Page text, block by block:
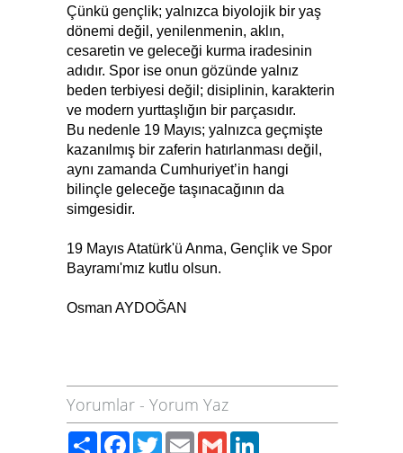
Çünkü gençlik; yalnızca biyolojik bir yaş
dönemi değil, yenilenmenin, aklın,
cesaretin ve geleceği kurma iradesinin
adıdır. Spor ise onun gözünde yalnız
beden terbiyesi değil; disiplinin, karakterin
ve modern yurttaşlığın bir parçasıdır.
Bu nedenle 19 Mayıs; yalnızca geçmişte
kazanılmış bir zaferin hatırlanması değil,
aynı zamanda Cumhuriyet’in hangi
bilinçle geleceğe taşınacağının da
simgesidir.
19 Mayıs Atatürk'ü Anma, Gençlik ve Spor
Bayramı'mız kutlu olsun.
Osman AYDOĞAN
Yorumlar - Yorum Yaz
PaylaşFacebook
TwitterEmailGmail